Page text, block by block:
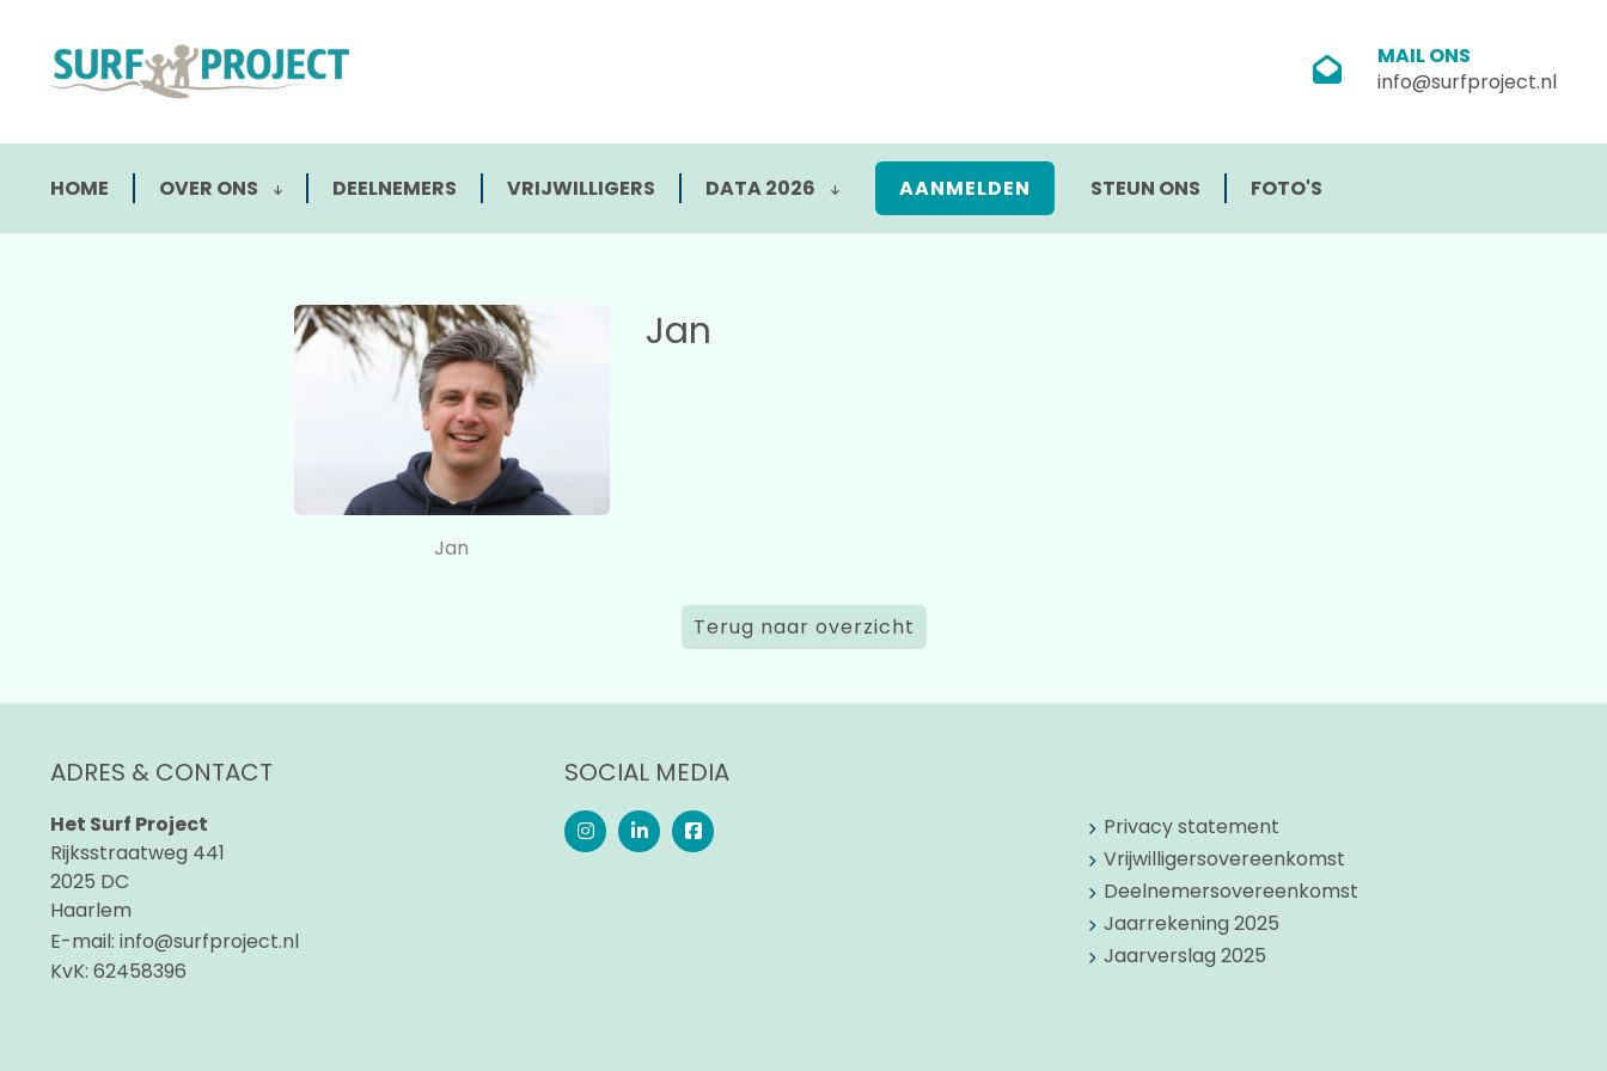
MAIL ONS
info@surfproject.nl
HOME OVER ONS DEELNEMERS VRIJWILLIGERS DATA 2026 AANMELDEN STEUN ONS FOTO'S
Jan
Jan
Terug naar overzicht
ADRES & CONTACT
Het Surf Project
Rijksstraatweg 441
2025 DC
Haarlem
E-mail: info@surfproject.nl
KvK: 62458396
SOCIAL MEDIA
Privacy statement
Vrijwilligersovereenkomst
Deelnemersovereenkomst
Jaarrekening 2025
Jaarverslag 2025